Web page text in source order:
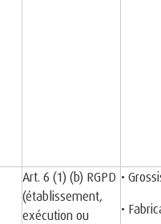
Art. 6 (1) (b) RGPD
(établissement,
exécution ou
•
•